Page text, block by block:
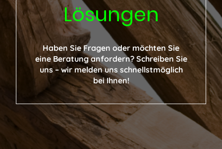
Lösungen
Haben Sie Fragen oder möchten Sie
eine Beratung anfordern? Schreiben Sie
uns – wir melden uns schnellstmöglich
bei Ihnen!